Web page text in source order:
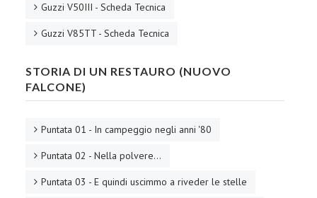
Guzzi V50III - Scheda Tecnica
Guzzi V85TT - Scheda Tecnica
STORIA DI UN RESTAURO (NUOVO
FALCONE)
Puntata 01 - In campeggio negli anni '80
Puntata 02 - Nella polvere...
Puntata 03 - E quindi uscimmo a riveder le stelle